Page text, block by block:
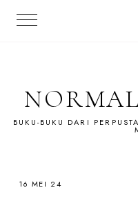
BUKU-BUKU DARI
16 MEI 24